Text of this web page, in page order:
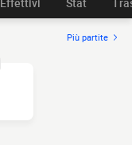
Più partite